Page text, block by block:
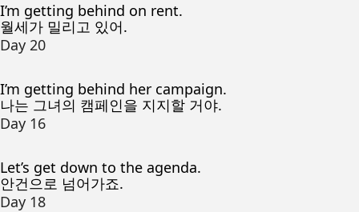
I’m getting behind on rent.
월세가 밀리고 있어.
Day 20
I’m getting behind her campaign.
나는 그녀의 캠페인을 지지할 거야.
Day 16
Let’s get down to the agenda.
안건으로 넘어가죠.
Day 18